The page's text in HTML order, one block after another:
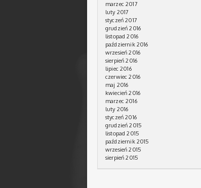
marzec 2017
luty 2017
styczeń 2017
grudzień 2016
listopad 2016
październik 2016
wrzesień 2016
sierpień 2016
lipiec 2016
czerwiec 2016
maj 2016
kwiecień 2016
marzec 2016
luty 2016
styczeń 2016
grudzień 2015
listopad 2015
październik 2015
wrzesień 2015
sierpień 2015